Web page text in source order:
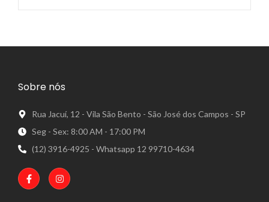
Sobre nós
Rua Jacuí, 12 - Vila São Bento - São José dos Campos - SP
Seg - Sex: 8:00 AM - 17:00 PM
(12) 3916-4925 - Whatsapp 12 99710-4634